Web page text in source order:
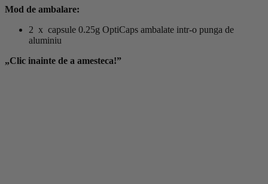
Mod de ambalare:
2 x capsule 0.25g OptiCaps ambalate intr-o punga de
aluminiu
„Clic inainte de a amesteca!”